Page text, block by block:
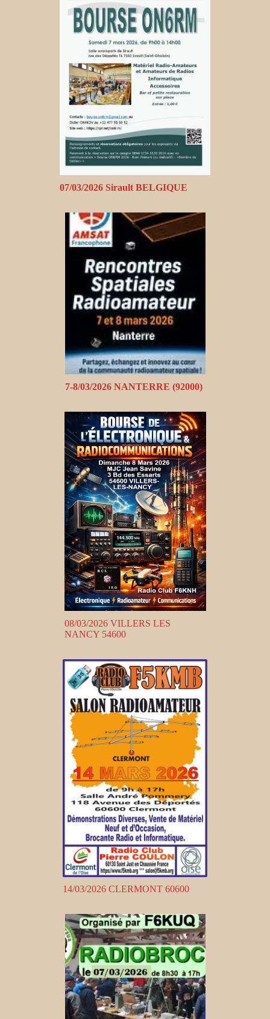
07/03/2026 Sirault BELGIQUE
7-8/03/2026 NANTERRE (92000)
08/03/2026 VILLERS LES
NANCY 54600
14/03/2026 CLERMONT 60600